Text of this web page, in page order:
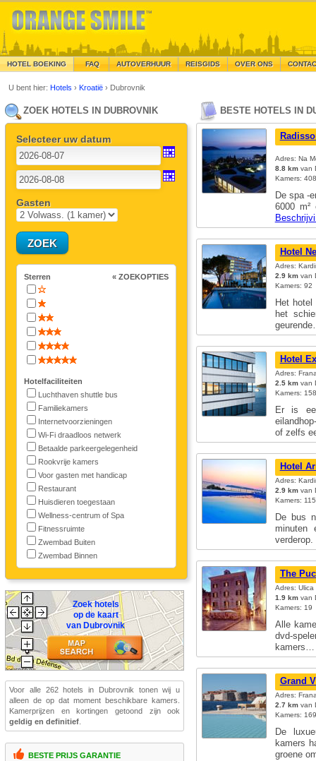
HOTEL BOEKING FAQ AUTOVERHUUR REISGIDS OVER ONS
U bent hier:Hotels›Kroatië› Dubrovnik
ZOEK HOTELS IN DUBROVNIK
Selecteer uw datum
Gasten
Sterren « ZOEKOPTIES
Hotelfaciliteiten
Luchthaven shuttle bus
Familiekamers
Internetvoorzieningen
Wi-Fi draadloos netwerk
Betaalde parkeergelegenheid
Rookvrije kamers
Voor gasten met handicap
Restaurant
Huisdieren toegestaan
Wellness-centrum of Spa
Fitnessruimte
Zwembad Buiten
Zwembad Binnen
Zoek hotels
op de kaart
van Dubrovnik
Voor alle 262 hotels in Dubrovnik tonen wij u
alleen de op dat moment beschikbare kamers.
Kamerprijzen en kortingen getoond zijn ook
geldig en definitief
BESTE PRIJS GARANTIE
BESTE HOTELS IN
Adres: Na
8.8 kmvan
Kamers:
De spa -
6000
Hotel
Adres:
2.9 kmvan
Kamers: 92
Het
het
Hotel
Adres:
2.5 kmvan
Kamers:
Er is
of zelfs
Hotel
Adres:
2.9 kmvan
Kamers: 115
De bus
minuten
The
Adres:
1.9 kmvan
Kamers: 19
Alle
dvd-
Grand
Adres:
2.7 kmvan
Kamers:
De
kamers
groene